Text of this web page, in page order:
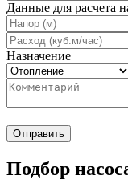
Данные для расчета
Назначение
Отправить
Подбор